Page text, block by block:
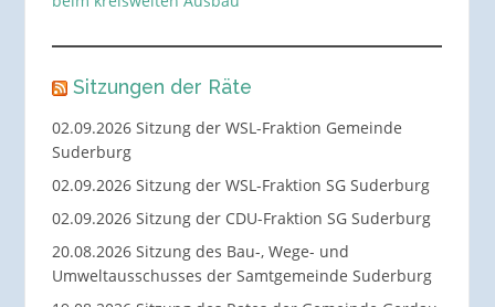
Sitzungen der Räte
02.09.2026 Sitzung der WSL-Fraktion Gemeinde
Suderburg
02.09.2026 Sitzung der WSL-Fraktion SG Suderburg
02.09.2026 Sitzung der CDU-Fraktion SG Suderburg
20.08.2026 Sitzung des Bau-, Wege- und
Umweltausschusses der Samtgemeinde Suderburg